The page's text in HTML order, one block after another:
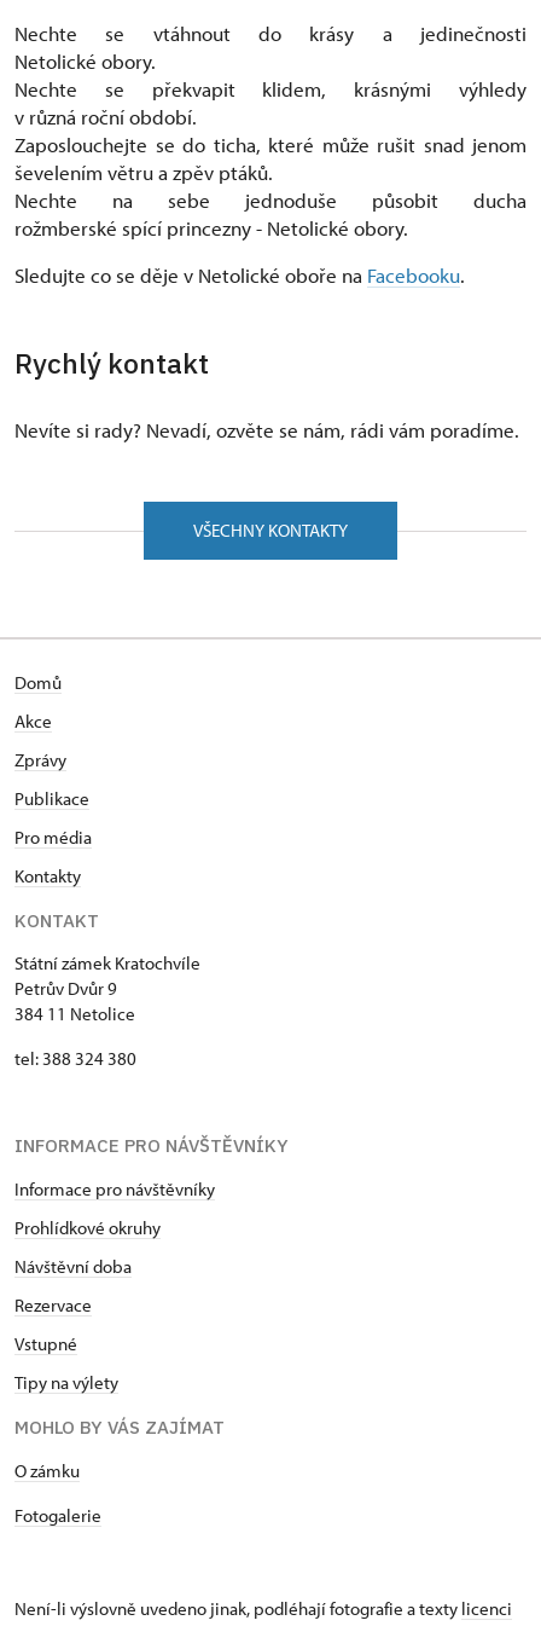
Nechte se vtáhnout do krásy a jedinečnosti
Netolické obory.
Nechte se překvapit klidem, krásnými výhledy
v různá roční období.
Zaposlouchejte se do ticha, které může rušit snad jenom
ševelením větru a zpěv ptáků.
Nechte na sebe jednoduše působit ducha
rožmberské spící princezny - Netolické obory.
Sledujte co se děje v Netolické oboře na Facebooku.
Rychlý kontakt
Nevíte si rady? Nevadí, ozvěte se nám, rádi vám poradíme.
VŠECHNY KONTAKTY
Domů
Akce
Zprávy
Publikace
Pro média
Kontakty
KONTAKT
Státní zámek Kratochvíle
Petrův Dvůr 9
384 11 Netolice
tel: 388 324 380
INFORMACE PRO NÁVŠTĚVNÍKY
Informace pro návštěvníky
Prohlídkové okruhy
Návštěvní doba
Rezervace
Vstupné
Tipy na výlety
MOHLO BY VÁS ZAJÍMAT
​​​​​​O zámku
Fotogalerie
Není-li výslovně uvedeno jinak, podléhají fotografie a texty licenci